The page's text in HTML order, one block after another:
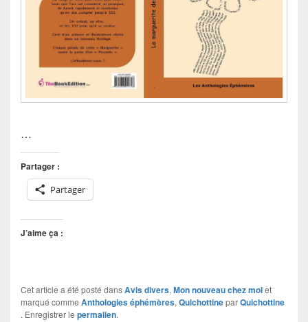
…
Partager :
Partager
J’aime ça :
Cet article a été posté dansAvis divers, Mon nouveau chez moiet
marqué comme Anthologies éphémères, QuichottineparQuichottine
. Enregistrer le permalien.